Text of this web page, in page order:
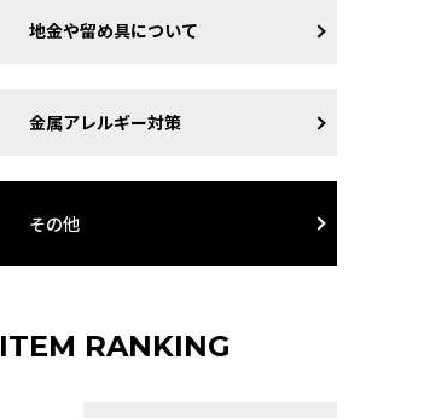
地金や留め具について
金属アレルギー対策
その他
ITEM RANKING